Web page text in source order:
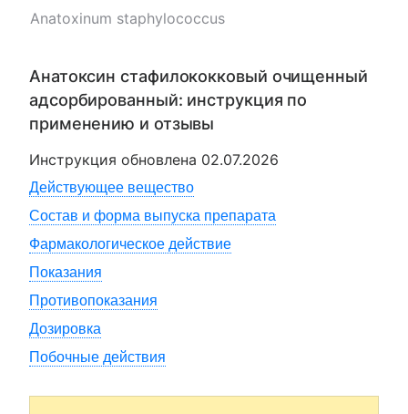
Anatoxinum staphylococcus
Анатоксин стафилококковый очищенный
адсорбированный: инструкция по
применению и отзывы
Инструкция обновлена 02.07.2026
Действующее вещество
Состав и форма выпуска препарата
Фармакологическое действие
Показания
Противопоказания
Дозировка
Побочные действия